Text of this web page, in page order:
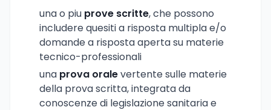
una o piu prove scritte, che possono
includere quesiti a risposta multipla e/o
domande a risposta aperta su materie
tecnico-professionali
una prova oralevertente sulle materie
della prova scritta, integrata da
conoscenze di legislazione sanitaria e